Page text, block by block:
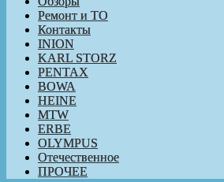
Ремонт и ТО
Контакты
INION
KARL STORZ
PENTAX
BOWA
HEINE
MTW
ERBE
OLYMPUS
Отечественное
ПРОЧЕЕ